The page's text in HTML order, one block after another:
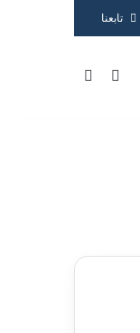
تابعنا
الوضع المظلم